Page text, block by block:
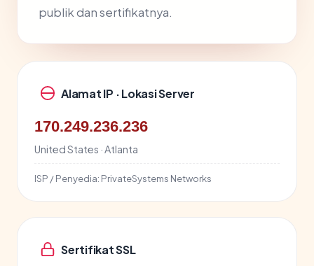
publik dan sertifikatnya.
Alamat IP · Lokasi Server
170.249.236.236
United States · Atlanta
ISP / Penyedia: PrivateSystems Networks
Sertifikat SSL